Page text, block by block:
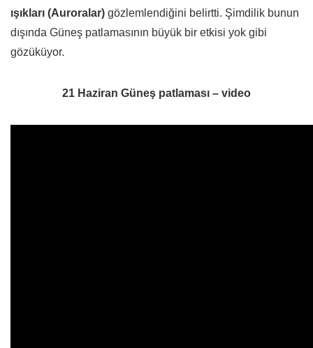
ışıkları (Auroralar) gözlemlendiğini belirtti. Şimdilik bunun
dışında Güneş patlamasının büyük bir etkisi yok gibi
gözüküyor.
21 Haziran Güneş patlaması – video